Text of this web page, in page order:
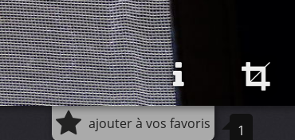
ajouter à vos favoris 1